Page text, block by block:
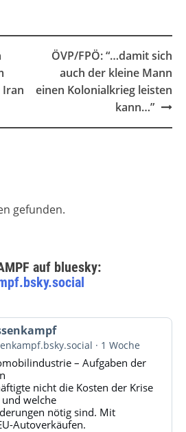
ÖVP/FPÖ: “…damit sich
auch der kleine Mann
einen Kolonialkrieg leisten
kann…”
gefunden.
auf bluesky:
1 Woche
– Aufgaben der
nicht die Kosten der Krise
welche
nötig sind. Mit
Autoverkäufen.